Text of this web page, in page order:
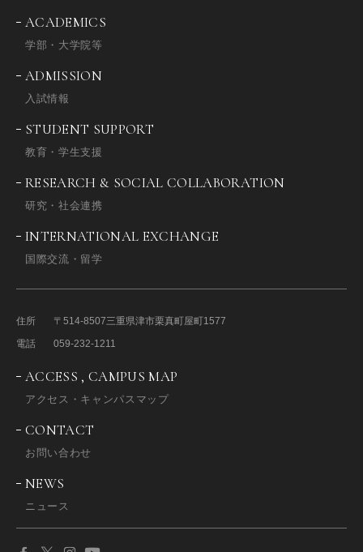
ACADEMICS
学部・大学院等
ADMISSION
入試情報
STUDENT SUPPORT
教育・学生支援
RESEARCH & SOCIAL COLLABORATION
研究・社会連携
INTERNATIONAL EXCHANGE
国際交流・留学
住所 〒514-8507三重県津市栗真町屋町1577
電話
059-232-1211
ACCESS , CAMPUS MAP
アクセス・キャンパスマップ
CONTACT
お問い合わせ
NEWS
ニュース